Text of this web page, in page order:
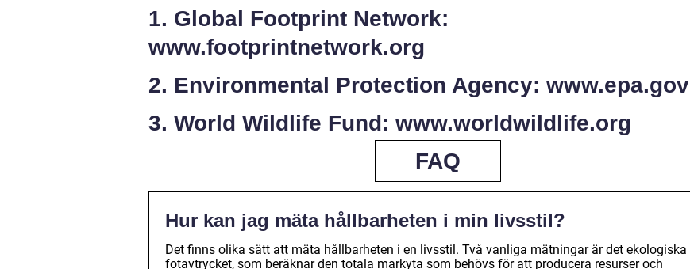
1. Global Footprint Network:
www.footprintnetwork.org
2. Environmental Protection Agency: www.epa.gov
3. World Wildlife Fund: www.worldwildlife.org
FAQ
Hur kan jag mäta hållbarheten i min livsstil?
Det finns olika sätt att mäta hållbarheten i en livsstil. Två vanliga mätningar är det ekologiska
fotavtrycket, som beräknar den totala markyta som behövs för att producera resurser och